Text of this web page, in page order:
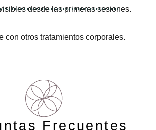
desde las primeras sesiones.
con otros tratamientos corporales.
Frecuentes